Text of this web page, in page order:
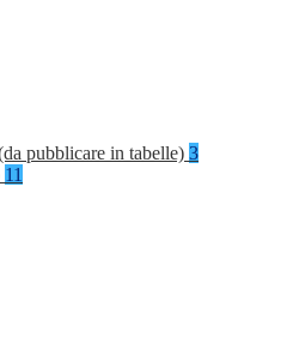
pubblicare in tabelle) 3
11